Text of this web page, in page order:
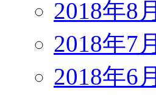
2018年8月
2018年7月
2018年6月